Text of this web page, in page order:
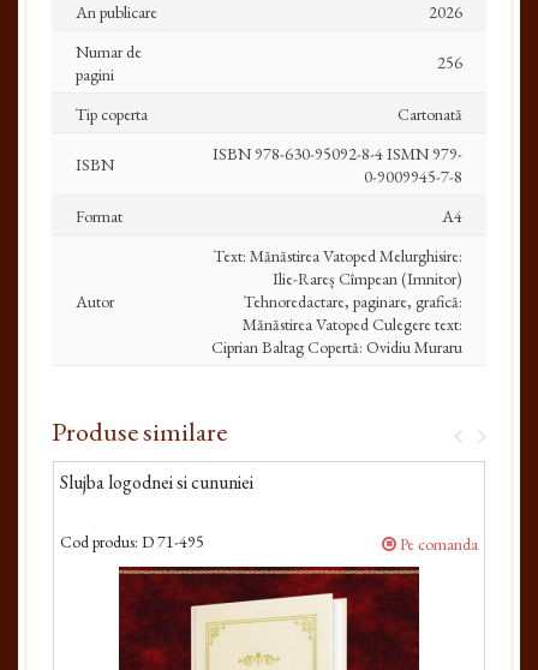
An publicare
2026
Numar de
pagini
256
Tip coperta Cartonată
ISBN
ISBN 978-630-95092-8-4 ISMN 979-
0-9009945-7-8
Format
A4
Autor
Text: Mănăstirea Vatoped Melurghisire:
Ilie-Rareș Cîmpean (Imnitor)
Tehnoredactare, paginare, grafică:
Mănăstirea Vatoped Culegere text:
Ciprian Baltag Copertă: Ovidiu Muraru
Produse similare
Slujba logodnei si cununiei
Cod produs: D 71-495 Pe comanda